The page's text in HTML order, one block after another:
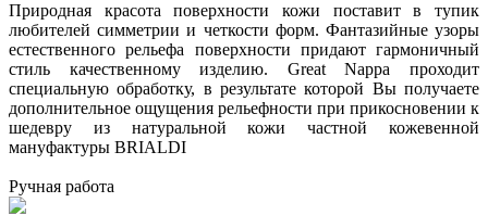
Природная красота поверхности кожи поставит в тупик
любителей симметрии и четкости форм. Фантазийные узоры
естественного рельефа поверхности придают гармоничный
стиль качественному изделию. Great Nappa проходит
специальную обработку, в результате которой Вы получаете
дополнительное ощущения рельефности при прикосновении к
шедевру из натуральной кожи частной кожевенной
мануфактуры BRIALDI
Ручная работа